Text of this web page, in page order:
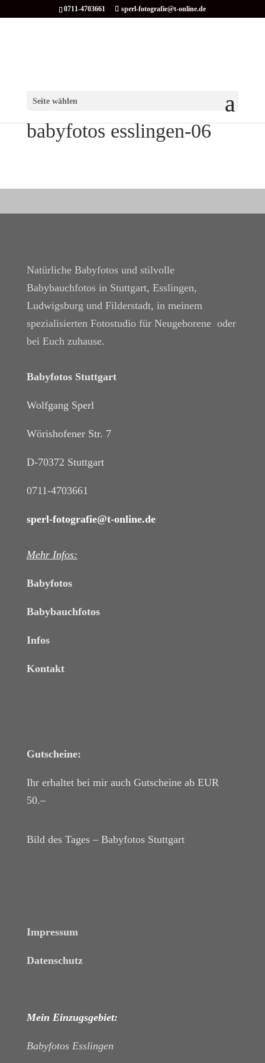
0711-4703661 sperl-fotografie@t-online.de
Seite wählen
babyfotos esslingen-06
Natürliche Babyfotos und stilvolle
Babybauchfotos in Stuttgart, Esslingen,
Ludwigsburg und Filderstadt, in meinem
spezialisierten Fotostudio für Neugeborene oder
bei Euch zuhause.
Babyfotos Stuttgart
Wolfgang Sperl
Wörishofener Str. 7
D-70372 Stuttgart
0711-4703661
sperl-fotografie@t-online.de
Mehr Infos:
Babyfotos
Babybauchfotos
Infos
Kontakt
Gutscheine:
Ihr erhaltet bei mir auch Gutscheine ab EUR
50.–
Bild des Tages – BabyfotosStuttgart
Impressum
Datenschutz
Mein Einzugsgebiet:
Babyfotos Esslingen